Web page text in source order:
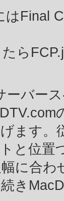
はFinal
ら
ーバー
ます。
と位置
に合
き